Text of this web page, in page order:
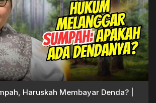
Haruskah Membayar Denda? |